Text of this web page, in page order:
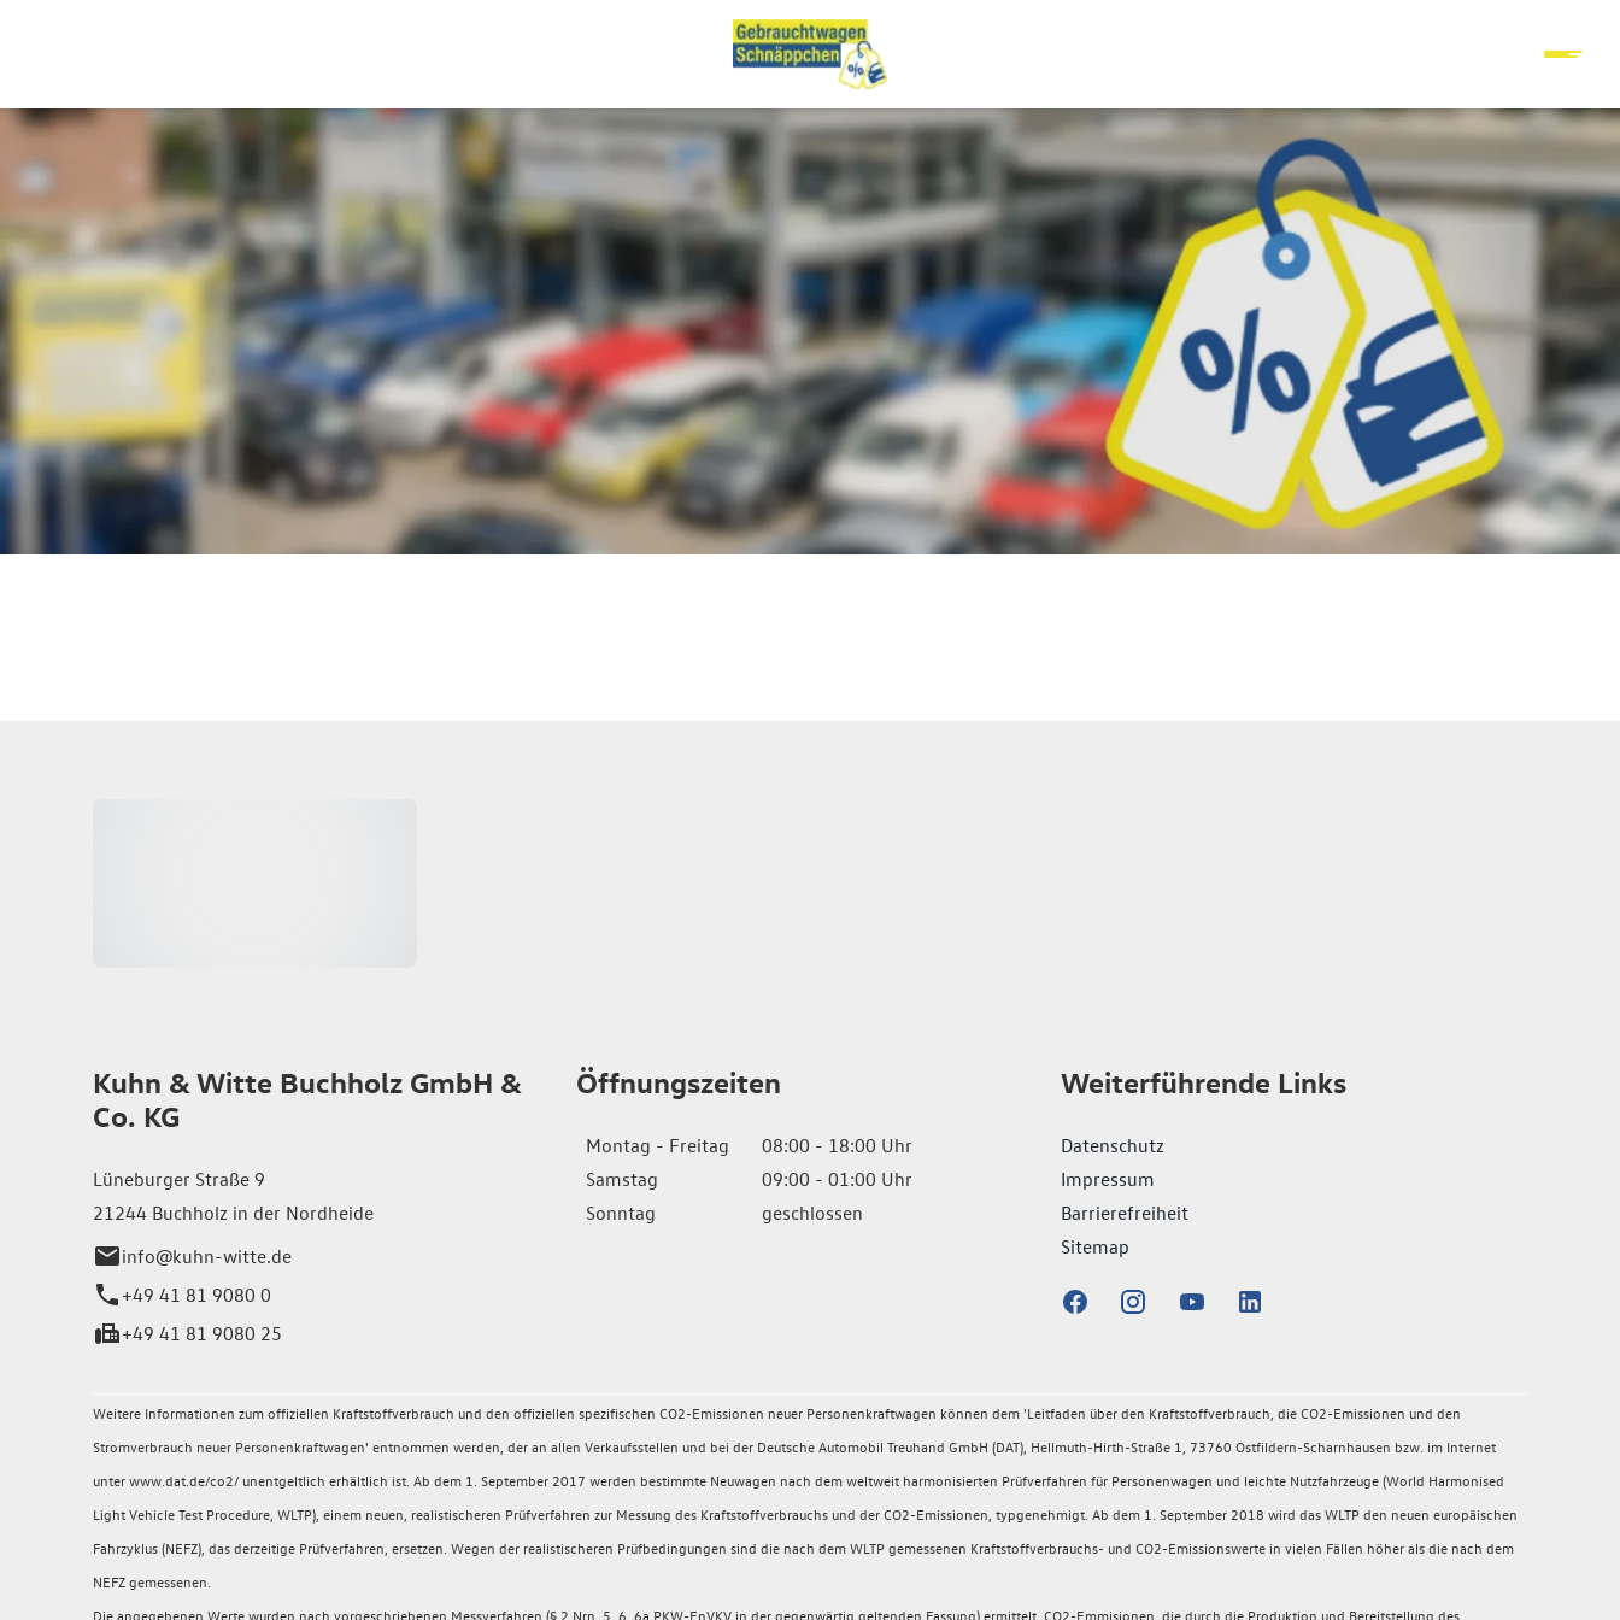
Kuhn & Witte Buchholz GmbH &
Co. KG
Lüneburger Straße 9
21244 Buchholz in der Nordheide
info@kuhn-witte.de
+49 41 81 9080 0
+49 41 81 9080 25
Öffnungszeiten
Montag - Freitag
08:00 - 18:00 Uhr
Samstag
09:00 - 01:00 Uhr
Sonntag
geschlossen
Weiterführende Links
Datenschutz
Impressum
Barrierefreiheit
Sitemap
Weitere Informationen zum offiziellen Kraftstoffverbrauch und den offiziellen spezifischen CO2-Emissionen neuer Personenkraftwagen können dem 'Leitfaden über den Kraftstoffverbrauch, die CO2-Emissionen und den
Stromverbrauch neuer Personenkraftwagen' entnommen werden, der an allen Verkaufsstellen und bei der Deutsche Automobil Treuhand GmbH (DAT), Hellmuth-Hirth-Straße 1, 73760 Ostfildern-Scharnhausen bzw. im Internet
unter www.dat.de/co2/ unentgeltlich erhältlich ist. Ab dem 1. September 2017 werden bestimmte Neuwagen nach dem weltweit harmonisierten Prüfverfahren für Personenwagen und leichte Nutzfahrzeuge (World Harmonised
Light Vehicle Test Procedure, WLTP), einem neuen, realistischeren Prüfverfahren zur Messung des Kraftstoffverbrauchs und der CO2-Emissionen, typgenehmigt. Ab dem 1. September 2018 wird das WLTP den neuen europäischen
Fahrzyklus (NEFZ), das derzeitige Prüfverfahren, ersetzen. Wegen der realistischeren Prüfbedingungen sind die nach dem WLTP gemessenen Kraftstoffverbrauchs- und CO2-Emissionswerte in vielen Fällen höher als die nach dem
NEFZ gemessenen.
Die angegebenen Werte wurden nach vorgeschriebenen Messverfahren (§ 2 Nrn. 5, 6, 6a PKW-EnVKV in der gegenwärtig geltenden Fassung) ermittelt. CO2-Emmisionen, die durch die Produktion und Bereitstellung des